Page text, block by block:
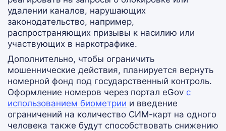
удалении каналов, нарушающих
законодательство, например,
распространяющих призывы к насилию или
участвующих в наркотрафике.
Дополнительно, чтобы ограничить
мошеннические действия, планируется вернуть
номерной фонд под государственный контроль.
Оформление номеров через портал eGov с
использованием биометрии и введение
ограничений на количество СИМ-карт на одного
человека также будут способствовать снижению